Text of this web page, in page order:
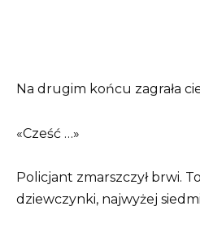
Na drugim końcu zagrała
«Cześć …»
Policjant zmarszczył brwi. To
dziewczynki, najwyżej